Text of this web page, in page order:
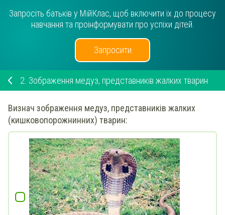
Запросіть батьків у МійКлас, щоб включити їх до процесу
навчання та проінформувати про успіхи дітей.
Запросити
2. Зображення медуз, представників жалких тварин
Визнач зображення медуз, представників жалких
(кишковопорожнинних) тварин: